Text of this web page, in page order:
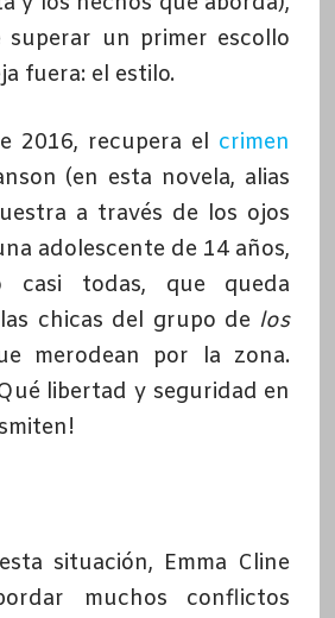
un primer escollo
fuera: el estilo.
2016, recupera el crimen
(en esta novela, alias
a través de los ojos
adolescente de 14 años,
casi todas, que queda
chicas del grupo de los
merodean por la zona.
libertad y seguridad en
situación, Emma Cline
muchos conflictos